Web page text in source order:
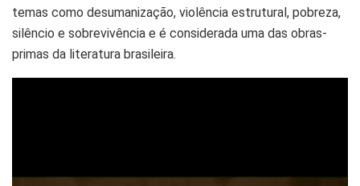
temas como desumanização, violência estrutural, pobreza,
silêncio e sobrevivência e é considerada uma das obras-
primas da literatura brasileira.